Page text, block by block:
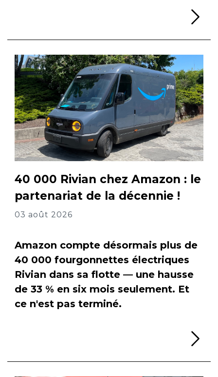
40 000 Rivian chez Amazon : le
partenariat de la décennie !
03 août 2026
Amazon compte désormais plus de
40 000 fourgonnettes électriques
Rivian dans sa flotte — une hausse
de 33 % en six mois seulement. Et
ce n'est pas terminé.